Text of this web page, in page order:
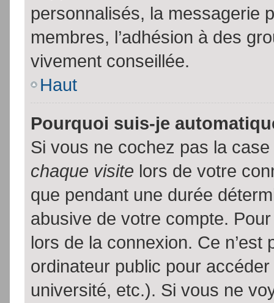
personnalisés, la messagerie
membres, l’adhésion à des
vivement conseillée.
Haut
Pourquoi suis-je
Si vous ne cochez pas la case
chaque visite lors de votre
que pendant une durée
abusive de votre compte.
lors de la connexion. Ce
ordinateur public pour
université, etc.). Si vous ne